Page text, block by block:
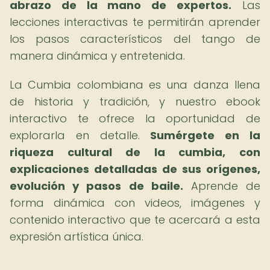
abrazo de la mano de expertos. Las
lecciones interactivas te permitirán aprender
los pasos característicos del tango de
manera dinámica y entretenida.
La Cumbia colombiana es una danza llena
de historia y tradición, y nuestro ebook
interactivo te ofrece la oportunidad de
explorarla en detalle. Sumérgete en la
riqueza cultural de la cumbia, con
explicaciones detalladas de sus orígenes,
evolución y pasos de baile. Aprende de
forma dinámica con videos, imágenes y
contenido interactivo que te acercará a esta
expresión artística única.